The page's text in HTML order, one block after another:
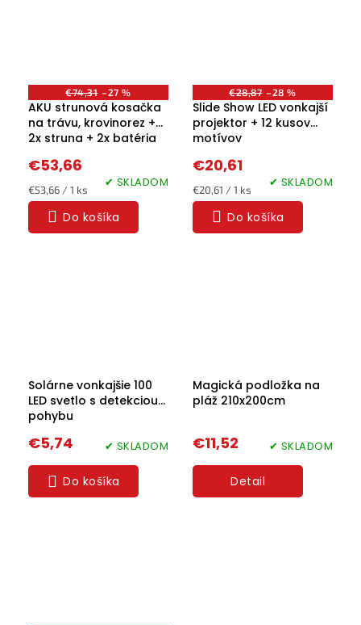
€74,31 –27 %
AKU strunová kosačka
na trávu, krovinorez +
2x struna + 2x batéria
✔ SKLADOM
€53,66
Jednotková
cena:
€53,66 / 1 ks
Do košíka
€28,87 –28 %
Slide Show LED vonkajší
projektor + 12 kusov
motívov
✔ SKLADOM
€20,61
Jednotková
cena:
€20,61 / 1 ks
Do košíka
Solárne vonkajšie 100
LED svetlo s detekciou
pohybu
✔ SKLADOM
€5,74
Do košíka
Magická podložka na
pláž 210x200cm
✔ SKLADOM
€11,52
Detail